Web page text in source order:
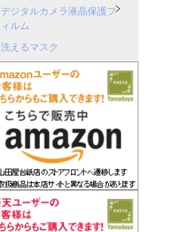
デジタルカメラ液晶保護フ
ィルム
洗えるマスク